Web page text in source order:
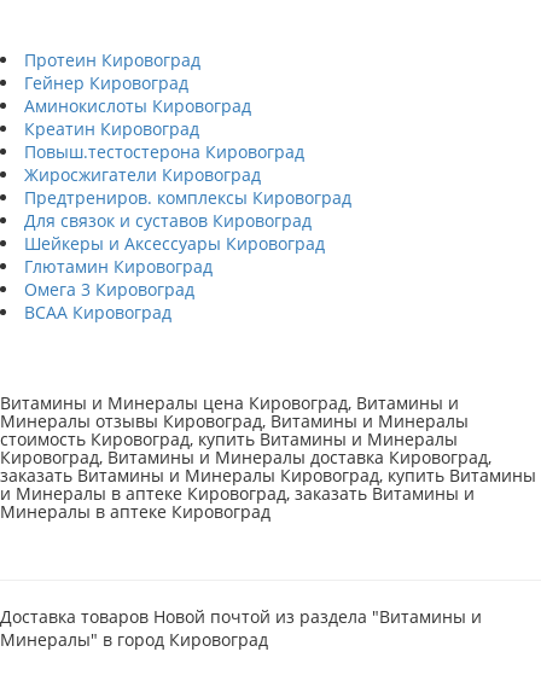
Протеин Кировоград
Гейнер Кировоград
Аминокислоты Кировоград
Креатин Кировоград
Повыш.тестостерона Кировоград
Жиросжигатели Кировоград
Предтрениров. комплексы Кировоград
Для связок и суставов Кировоград
Шейкеры и Аксессуары Кировоград
Глютамин Кировоград
Омега 3 Кировоград
BCAA Кировоград
Витамины и Минералы цена Кировоград, Витамины и
Минералы отзывы Кировоград, Витамины и Минералы
стоимость Кировоград, купить Витамины и Минералы
Кировоград, Витамины и Минералы доставка Кировоград,
заказать Витамины и Минералы Кировоград, купить Витамины
и Минералы в аптеке Кировоград, заказать Витамины и
Минералы в аптеке Кировоград
Доставка товаров Новой почтой из раздела "Витамины и
Минералы" в город Кировоград